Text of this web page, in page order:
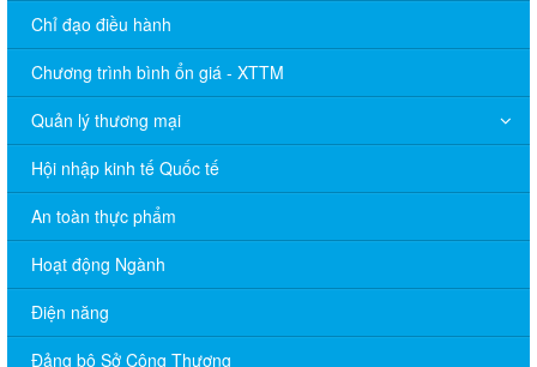
Chỉ đạo điều hành
Chương trình bình ổn giá - XTTM
Quản lý thương mại
Hội nhập kinh tế Quốc tế
An toàn thực phẩm
Hoạt động Ngành
Điện năng
Đảng bộ Sở Công Thương